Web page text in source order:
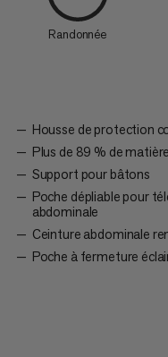
Randonnée
Housse de protection
Plus de 89 % de
Support pour bâtons
Poche dépliable pour
abdominale
Ceinture abdominale
Poche à fermeture